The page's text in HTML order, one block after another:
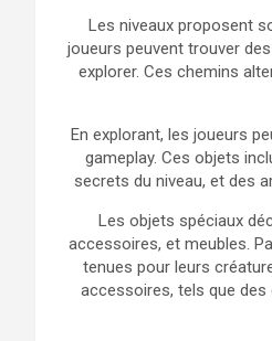
Les niveaux proposent
joueurs peuvent trouver
explorer. Ces chemins
En explorant, les joueurs
gameplay. Ces objets
secrets du niveau, et des
Les objets spéciaux
accessoires, et meubles.
tenues pour leurs
accessoires, tels que des